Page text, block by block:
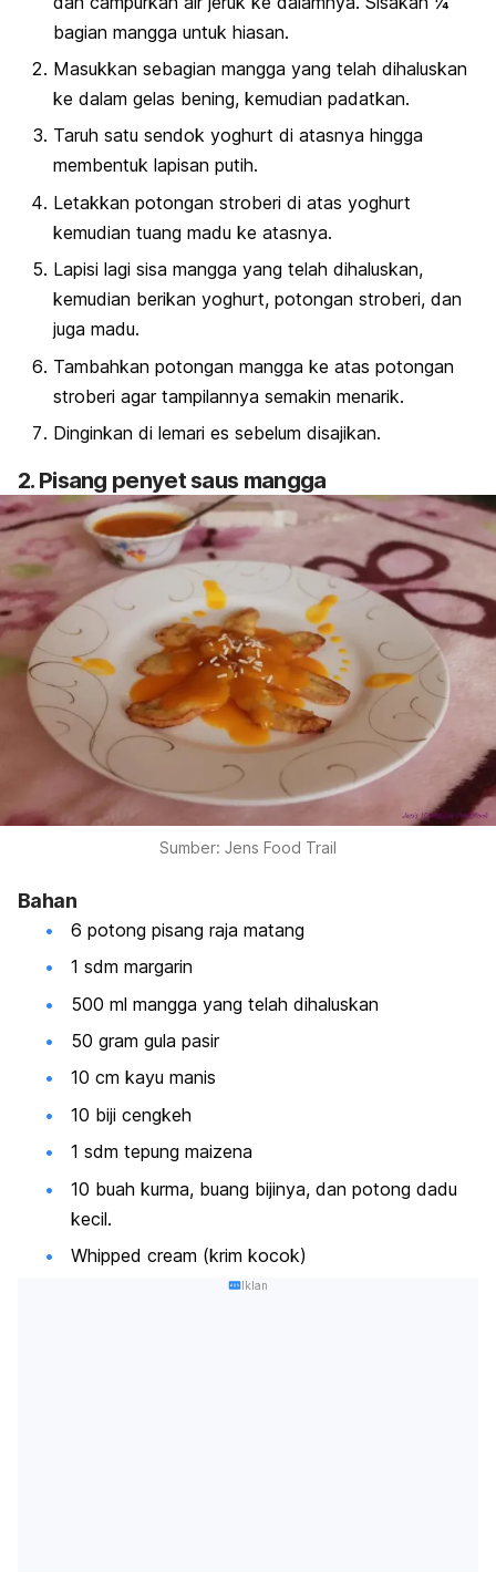
bagian mangga untuk hiasan.
Masukkan sebagian mangga yang telah dihaluskan
ke dalam gelas bening, kemudian padatkan.
Taruh satu sendok yoghurt di atasnya hingga
membentuk lapisan putih.
Letakkan potongan stroberi di atas yoghurt
kemudian tuang madu ke atasnya.
Lapisi lagi sisa mangga yang telah dihaluskan,
kemudian berikan yoghurt, potongan stroberi, dan
juga madu.
Tambahkan potongan mangga ke atas potongan
stroberi agar tampilannya semakin menarik.
Dinginkan di lemari es sebelum disajikan.
2. Pisang penyet saus mangga
Sumber: Jens Food Trail
Bahan
6 potong pisang raja matang
1 sdm margarin
500 ml mangga yang telah dihaluskan
50 gram gula pasir
10 cm kayu manis
10 biji cengkeh
1 sdm tepung maizena
10 buah kurma, buang bijinya, dan potong dadu
kecil.
Whipped cream (krim kocok)
Iklan